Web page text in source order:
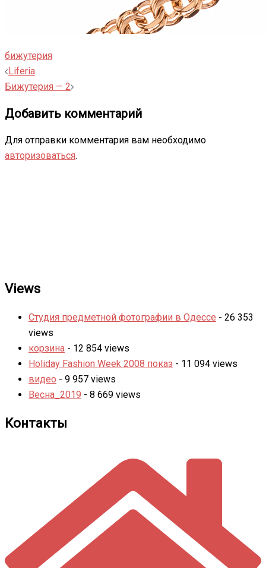
бижутерия
Навигация
записи
Liferia
Бижутерия — 2
Добавить комментарий
Для отправки комментария вам необходимо
авторизоваться.
Views
Студия предметной фотографии в Одессе - 26 353
views
корзина - 12 854 views
Holiday Fashion Week 2008 показ - 11 094 views
видео - 9 957 views
Весна_2019 - 8 669 views
Контакты